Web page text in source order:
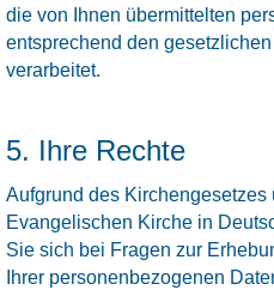
die von Ihnen übermittelten
entsprechend den
verarbeitet.
5. Ihre Rechte
Aufgrund des
Evangelischen Kirche in
Sie sich bei Fragen zur
Ihrer personenbezogenen